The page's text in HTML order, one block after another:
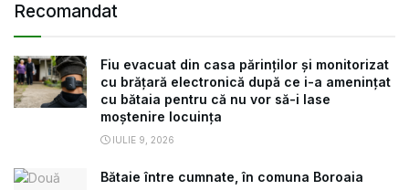
Recomandat
Fiu evacuat din casa părinților și monitorizat
cu brățară electronică după ce i-a amenințat
cu bătaia pentru că nu vor să-i lase
moștenire locuința
IULIE 9, 2026
Bătaie între cumnate, în comuna Boroaia